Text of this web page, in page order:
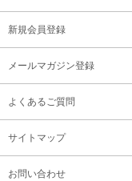
新規会員登録
メールマガジン登録
よくあるご質問
サイトマップ
お問い合わせ